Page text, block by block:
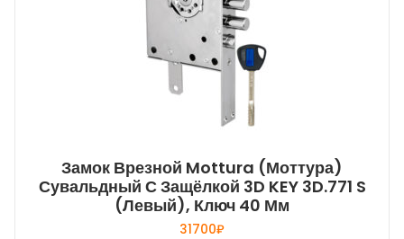
Замок Врезной Mottura (Моттура)
Сувальдный С Защёлкой 3D KEY 3D.771 S
(левый), Ключ 40 Мм
31700₽